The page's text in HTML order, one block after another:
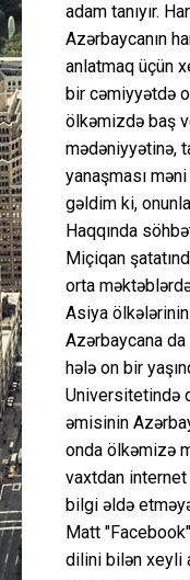
adam tanıyır.
Azərbaycanın
anlatmaq üçün
bir cəmiyyətdə
ölkəmizdə baş
mədəniyyətinə,
yanaşması
gəldim ki,
Haqqında
Miçiqan
orta
Asiya
Azərbaycana
hələ on bir
Universitetində
əmisinin
onda ölkəmizə
vaxtdan
bilgi əldə
Matt
dilini bilən xeyli